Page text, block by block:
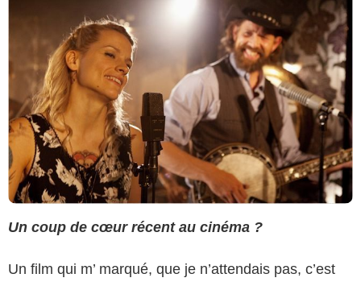
Un coup de cœur récent au cinéma ?
Un film qui m’ marqué, que je n’attendais pas, c’est